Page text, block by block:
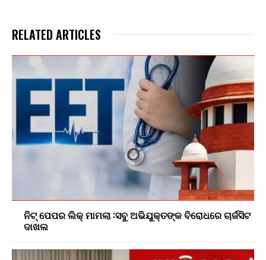
RELATED ARTICLES
ନିଟ୍ ପେପର ଲିକ୍ ମାମଲା :ସବୁ ଅଭିଯୁକ୍ତଙ୍କ ବିରୋଧରେ ଚାର୍ଜସିଟ
ଦାଖଲ